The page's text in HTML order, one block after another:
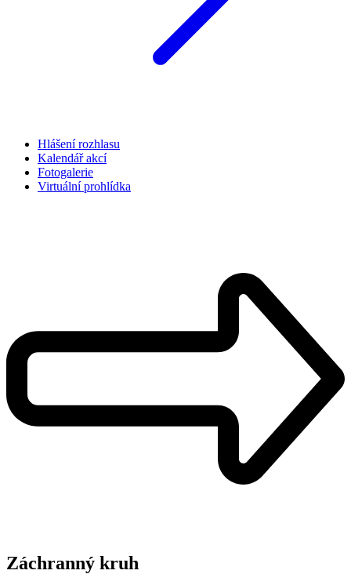
Hlášení rozhlasu
Kalendář akcí
Fotogalerie
Virtuální prohlídka
Záchranný kruh